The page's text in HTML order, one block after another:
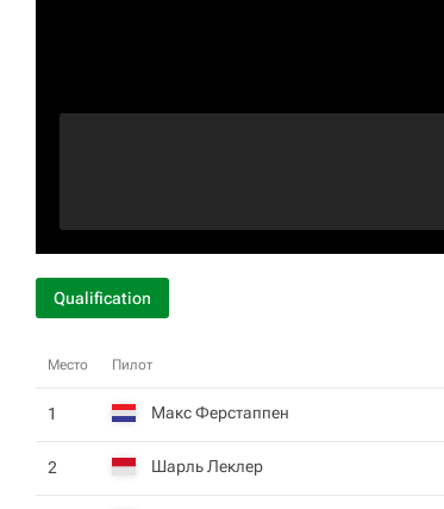
Qualification
Место Пилот
1 Макс Ферстаппен
2 Шарль Леклер